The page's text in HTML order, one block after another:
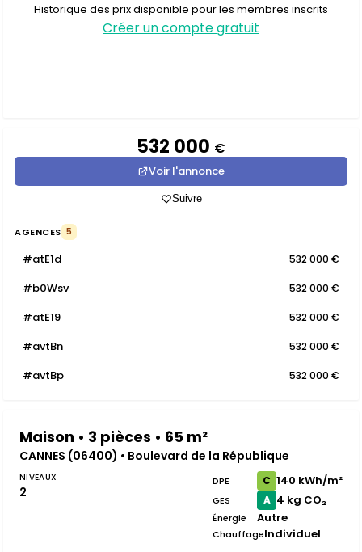
Historique des prix disponible pour les membres inscrits
Créer un compte gratuit
532 000 €
Voir l'annonce
Suivre
AGENCES 5
#atE1d 532 000 €
#b0Wsv 532 000 €
#atE19 532 000 €
#avtBn 532 000 €
#avtBp 532 000 €
Maison • 3 pièces • 65 m²
CANNES (06400) • Boulevard de la République
NIVEAUX
2
DPE C 140 kWh/m²
GES A 4 kg CO₂
Énergie Autre
ChauffageIndividuel